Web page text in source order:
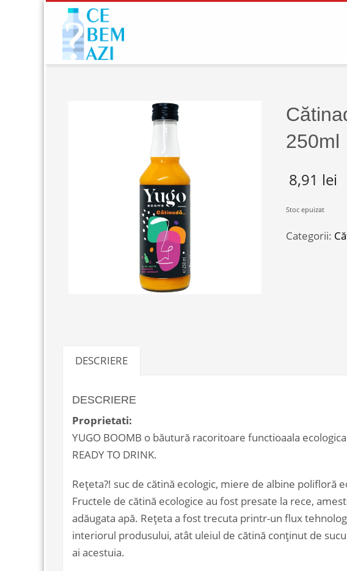
250ml
8,91 lei
Stoc epuizat
Categorii:
DESCRIERE
DESCRIERE
Proprietati:
YUGO BOOMB o băutură racoritoare functioaala
READY TO DRINK.
Rețeta?! suc de cătină ecologic, miere de albine polifloră
Fructele de cătină ecologice au fost presate la rece,
adăugata apă. Rețeta a fost trecuta printr-un flux
interiorul produsului, atât uleiul de cătină conținut de
ai acestuia.